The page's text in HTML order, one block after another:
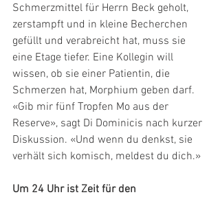
Schmerzmittel für Herrn Beck geholt,
zerstampft und in kleine Becherchen
gefüllt und verabreicht hat, muss sie
eine Etage tiefer. Eine Kollegin will
wissen, ob sie einer Patientin, die
Schmerzen hat, Morphium geben darf.
«Gib mir fünf Tropfen Mo aus der
Reserve», sagt Di Dominicis nach kurzer
Diskussion. «Und wenn du denkst, sie
verhält sich komisch, meldest du dich.»
Um 24 Uhr ist Zeit für den